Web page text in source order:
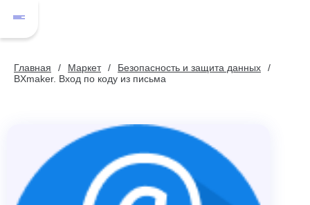
Главная Маркет
Безопасность и защита данных
BXmaker. Вход по коду из письма